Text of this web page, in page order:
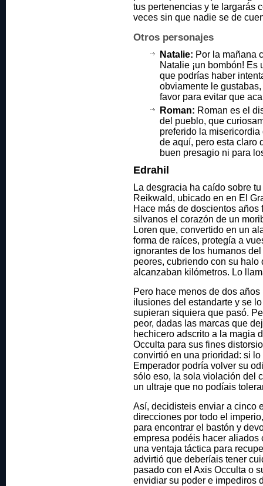
tus pertenencias y te largarás
veces sin que nadie se de
Otros personajes
Natalie: Por la mañana
Natalie ¡un bombón!
que podrías haber
obviamente le
favor para evitar que
Roman: Roman es el
del pueblo, que
preferido la
de aquí, pero esta claro
buen presagio ni para
Edrahil
La desgracia ha caído sobre
Reikwald, ubicado en en El
Hace más de doscientos años
silvanos el corazón de un
Loren que, convertido en un
forma de raíces, protegía a
ignorantes de los humanos
peores, cubriendo con su
alcanzaban kilómetros. Lo
Pero hace menos de dos
ilusiones del estandarte y se
supieran siquiera que pasó.
peor, dadas las marcas que
hechicero adscrito a la magia
Occulta para sus fines
convirtió en una prioridad: si
Emperador podría volver su
sólo eso, la sola violación del
un ultraje que no podíais
Así, decidisteis enviar a cinco
direcciones por todo el
para encontrar el bastón y
empresa podéis hacer
una ventaja táctica para
advirtió que deberíais tener
pasado con el Axis Occulta o
envidiar su poder e impediros